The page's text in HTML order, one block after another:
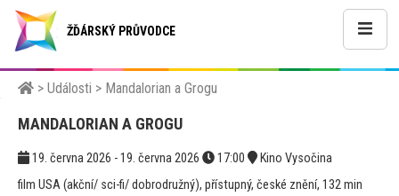
ŽĎÁRSKÝ PRŮVODCE
> Události > Mandalorian a Grogu
MANDALORIAN A GROGU
19. června 2026 - 19. června 2026 17:00
Kino Vysočina
film USA (akční/ sci-fi/ dobrodružný), přístupný, české znění, 132 min